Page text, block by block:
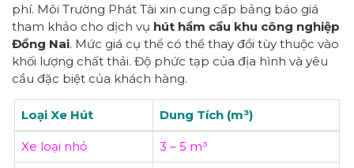
phí. Môi Trường Phát Tài xin cung cấp bảng báo giá
tham khảo cho dịch vụ hút hầm cầu khu công nghiệp
Đồng Nai. Mức giá cụ thể có thể thay đổi tùy thuộc vào
khối lượng chất thải. Độ phức tạp của địa hình và yêu
cầu đặc biệt của khách hàng.
Loại Xe Hút Dung Tích (m³)
Xe loại nhỏ 3 – 5 m³